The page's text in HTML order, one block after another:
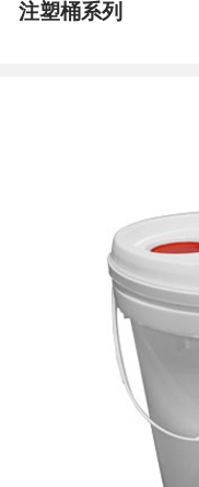
注塑桶系列